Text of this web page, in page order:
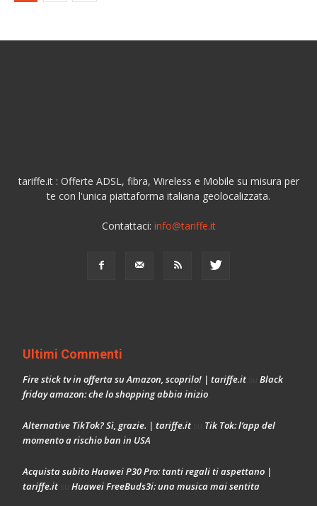
tariffe.it : Offerte ADSL, fibra, Wireless e Mobile su misura per
te con l'unica piattaforma italiana geolocalizzata.
Contattaci: info@tariffe.it
Ultimi Commenti
Fire stick tv in offerta su Amazon, scoprilo! | tariffe.it
Black
friday amazon: che lo shopping abbia inizio
Alternative TikTok? Sì, grazie. | tariffe.it
Tik Tok: l’app del
momento a rischio ban in USA
Acquista subito Huawei P30 Pro: tanti regali ti aspettano |
tariffe.it
Huawei FreeBuds3i: una musica mai sentita